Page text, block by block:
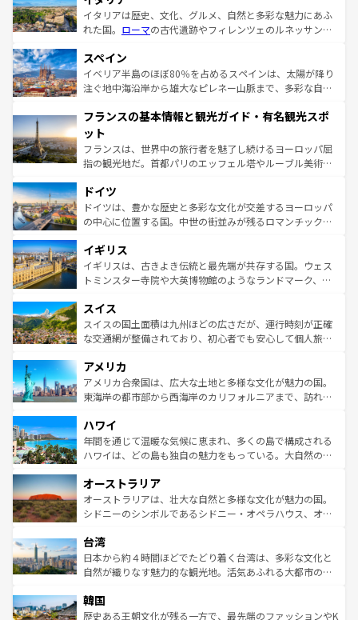
イタリアは歴史、文化、グルメ、自然と多彩な魅力にあふ
れた国。 ローマの古代遺跡やフィレンツェのルネッサンス
ろん、トスカーナの美しい田園風景やアマルフィ海岸の絶
景など、自然景観も見逃せない。観光の合間には、本場の
ピザやパスタなど、絶品のイタリア料理を堪能することも
ませてくれるイタリアで、忘れられない旅をしてみよう！
なお、新着のイタリア情報は
しい。
スペイン
イベリア半島のほぼ80％を占めるスペインは、太陽が降り
注ぐ地中海沿岸から雄大なピレネー山脈まで、多彩な自然
文化が根付くこの国では、情熱的なフラメンコ、熱気あふ
れる闘牛、そして美味しいタパスが生活の一部となってい
る。首都マドリードの洗練された雰囲気や、バルセロナの
アートに溢れた街角から、地方では古代ローマ遺跡や中世
せる。地方によって風土や気候が異なるスペインはその個
性で訪れる人を魅了する。 なお、新着のスペイン情報は コ
ンテンツ一覧を参照してほしい。
フランスの基本情報と観光ガイド・有名観光スポ
ット
フランスは、世界中の旅行者を魅了し続けるヨーロッパ屈
指の観光地だ。首都パリのエッフェル塔やルーブル美術館
で、幅広い魅力が詰まっている。華麗な宮殿、歴史的な大
聖堂、美しいビーチ、そして豊かな自然が、訪れる者を心
から魅了する。また、フランスは美食の国としても知ら
いる。シャンパンの発祥地であるランス、プロヴァンスの
香り高いラベンダー畑など、多彩な楽しみ方が可能だ。さ
らに、パリ以外の地域にも魅力が溢れており、どの街角に
れる地方に足を運ぶとそれぞれで全く異なる文化を体験で
きるだろう。 なお、新着のフランス情報はコンテンツ一覧
を参照してほしい。
ドイツ
ドイツは、豊かな歴史と多彩な文化が交差するヨーロッパ
の中心に位置する国。中世の街並みが残るロマンチック街
顔を持つこの国は、どこを歩いても飽きることがない。ベ
ルリンの文化的活気、バイエルン州のアルプスの絶景、そ
してライン川沿いのワイン畑といった風景は必見。ビール
は、お酒好きな人にはぜひ体験してほしい。 なお、新着の
ドイツ情報はコンテンツ一覧を参照してほしい。
イギリス
イギリスは、古きよき伝統と最先端が共存する国。ウェス
トミンスター寺院や大英博物館のようなランドマーク、歴
リアごとに異なる魅力がある。また、優雅なアフタヌーン
ティー、ビール好きにはたまらない英国パブ、サッカー観
戦など、本場だからこそできる体験も豊富。イギリスを旅
ンツ一覧を参照してほしい。
スイス
スイスの国土面積は九州ほどの広さだが、運行時刻が正確
な交通網が整備されており、初心者でも安心して個人旅行
の建物がそのまま残る町や、スイスならではのユニークな
博物館もあり、アルプス観光だけでなく町歩きも満喫する
ことができる。国民の所得が高いため物価も高いが、旅行
ば市内交通費無料で観光を楽しむこともできる。 なお、新
着のスイス情報はコンテンツ一覧 を参照してほしい。
アメリカ
アメリカ合衆国は、広大な土地と多様な文化が魅力の国。
東海岸の都市部から西海岸のカリフォルニアまで、訪れる
のような巨大都市は、観光、ショッピング、エンターテイ
ンメントが詰まった刺激的なスポットだ。一方、アメリカ
西部には大自然が広がり、グランドキャニオンやイエロー
部のニューオーリンズでは、音楽と美食が融合した独特の
文化が魅力。旅行者はアメリカの各地域で異なる魅力を楽
しみながら、その多様性と豊かな歴史を感じることができ
ならではの贅沢な旅のスタイルだ。 なお、新着のアメリカ
情報はコンテンツ一覧を参照してほしい。
ハワイ
年間を通じて温暖な気候に恵まれ、多くの島で構成される
ハワイは、どの島も独自の魅力をもっている。大自然の神
ワイ島は見逃せない。また、定番の観光地といえばオアフ
島だが、静かな自然を求めるならマウイ島やカウアイ島が
おすすめ。エメラルドグリーンに輝く海をはじめ、豊かな
れるおもてなしの心で訪れる人々を迎えてくれるハワイの
人々、おいしいローカルフードやハワイアンミュージッ
ク、伝統的なフラダンスなど、すべてがハワイの魅力を彩
ワイを、存分に味わってほしい。 なお、新着のハワイ情報
はコンテンツ一覧を参照してほしい。
オーストラリア
オーストラリアは、壮大な自然と多様な文化が魅力の国。
シドニーのシンボルであるシドニー・オペラハウス、オー
リアリーフや大陸中央部にそびえるウルル（エアーズロッ
ク）、タスマニアの美しい原生林やケアンズの熱帯雨林な
ど、見どころがたくさん。また、カフェやワイン、オージ
いる。アクティビティも充実しており、サーフィンやダイ
ビング、ハイキングなど、アウトドア好きにはたまらな
台湾
日本から約４時間ほどでたどり着く台湾は、多彩な文化と
自然が織りなす魅力的な観光地。活気あふれる大都市の台
ン）、静ひつな山岳地帯である台湾東部など、都市の喧騒
と山間の静けさが共存しており、訪れる人に新しい発見と
韓国
歴史ある王朝文化が残る一方で、最先端のファッションやK